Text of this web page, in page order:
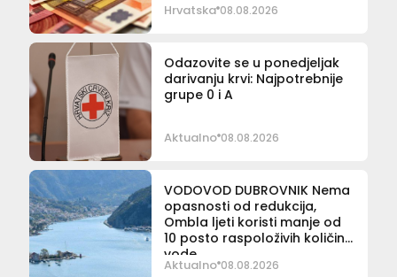
Hrvatska 08.08.2026
Odazovite se u ponedjeljak
darivanju krvi: Najpotrebnije
grupe 0 i A
Aktualno 08.08.2026
VODOVOD DUBROVNIK Nema
opasnosti od redukcija,
Ombla ljeti koristi manje od
10 posto raspoloživih količina
vode
Aktualno 08.08.2026